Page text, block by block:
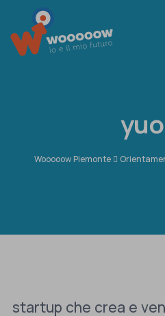
Wooooow Piemonte
startup che crea e